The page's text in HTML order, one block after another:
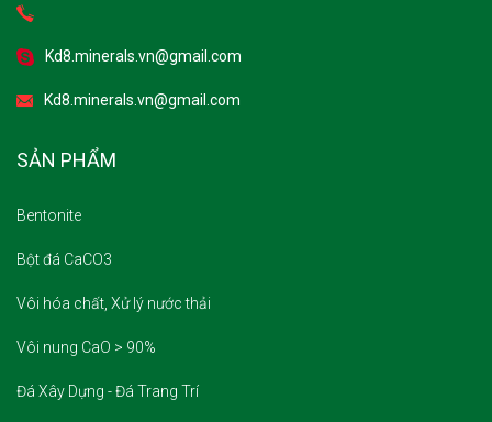
Kd8.minerals.vn@gmail.com
Bột đá CaCO3
Vôi hóa chất, Xử lý nước thải
Vôi nung CaO > 90%
Đá Xây Dựng - Đá Trang Trí
Đá xây dựng, đá trang trí